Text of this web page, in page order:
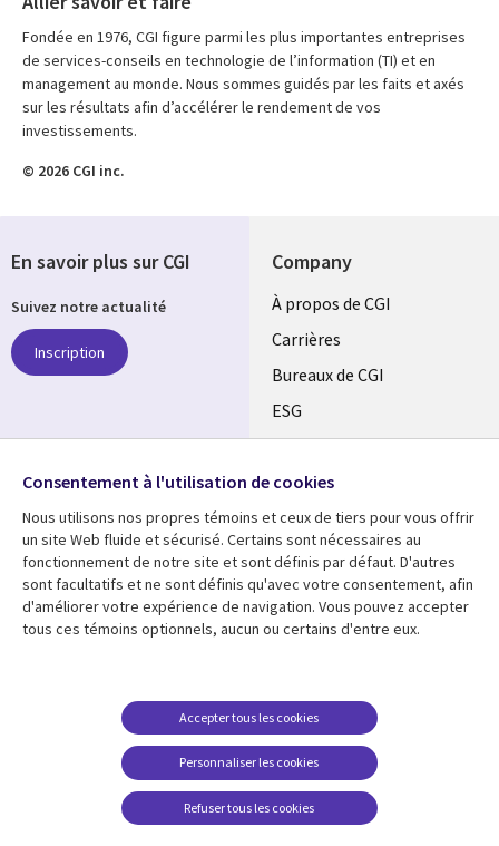
Fondée en 1976, CGI figure parmi les plus importantes entreprises
de services-conseils en technologie de l’information (TI) et en
management au monde. Nous sommes guidés par les faits et axés
sur les résultats afin d’accélérer le rendement de vos
investissements.
© 2026 CGI inc.
Company
Useful
links
CANADA
FR
À propos de CGI
Carrières
Bureaux de CGI
ESG
Alliances
Ressources
Library
CANADA
Articles
Communiqués
Points de vue
Support
Legal
FR
Restrictions et
Confidentialité
Accessibilité
Centre de gestion des
témoins
En savoir plus sur CGI
Suivez notre actualité
Inscription
Media
CANADA
Consentement à l'utilisation de cookies
Nous utilisons nos propres témoins et ceux de tiers pour vous offrir
un site Web fluide et sécurisé. Certains sont nécessaires au
fonctionnement de notre site et sont définis par défaut. D'autres
sont facultatifs et ne sont définis qu'avec votre consentement, afin
d'améliorer votre expérience de navigation. Vous pouvez accepter
tous ces témoins optionnels, aucun ou certains d'entre eux.
Personnaliser les cookies
Accepter tous les cookies
Refuser tous les cookies